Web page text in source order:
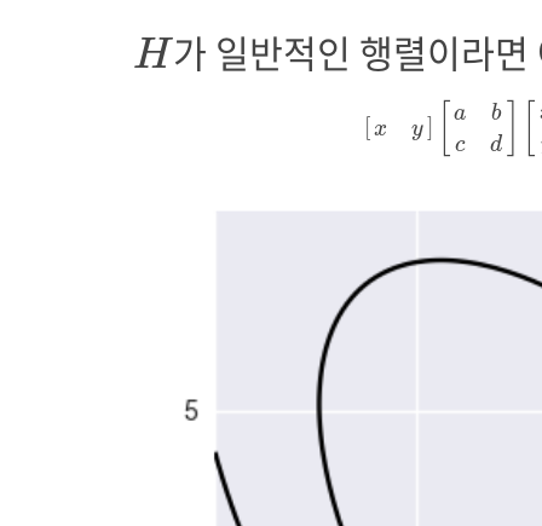
H
H가 일반적인 행렬이라
[x y] a
b
c
d
y] bc d ][